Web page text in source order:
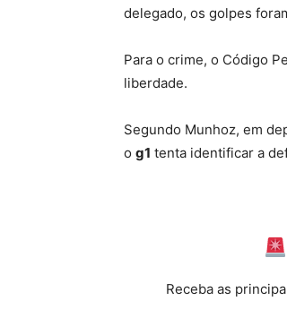
delegado, os golpes
Para o crime, o Código
liberdade.
Segundo Munhoz, em
o g1 tenta identificar a
Receba as